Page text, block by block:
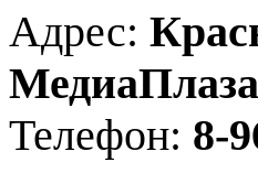
Адрес:
МедиаПлаза
Телефон: 8-